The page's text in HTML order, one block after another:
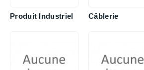
Produit Industriel Câblerie